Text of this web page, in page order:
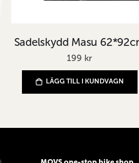
Sadelskydd Masu
199 kr
LÄGG TILL I KUNDVAGN